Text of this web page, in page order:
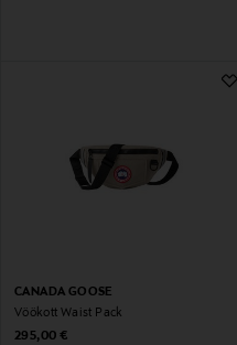
CANADA GOOSE
Vöökott Waist Pack
Original Price
295,00 €